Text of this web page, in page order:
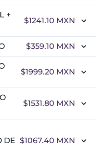
+
$1241.10 MXN
$359.10 MXN
$1999.20 MXN
$1531.80 MXN
DE $1067.40 MXN